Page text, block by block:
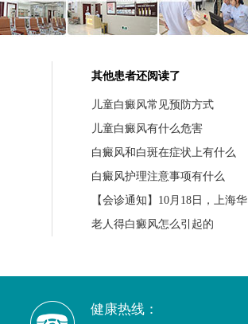
其他患者还阅读了
儿童白癜风常见预防方式
儿童白癜风有什么危害
白癜风和白斑在症状上有什么
白癜风护理注意事项有什么
【会诊通知】10月18日，上海华
老人得白癜风怎么引起的
健康热线：